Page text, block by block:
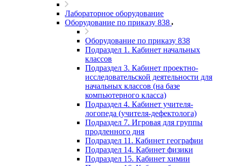
Лабораторное оборудование
Оборудование по приказу 838
Оборудование по приказу 838
Подраздел 1. Кабинет начальных
классов
Подраздел 3. Кабинет проектно-
исследовательской деятельности для
начальных классов (на базе
компьютерного класса)
Подраздел 4. Кабинет учителя-
логопеда (учителя-дефектолога)
Подраздел 7. Игровая для группы
продленного дня
Подраздел 11. Кабинет географии
Подраздел 14. Кабинет физики
Подраздел 15. Кабинет химии